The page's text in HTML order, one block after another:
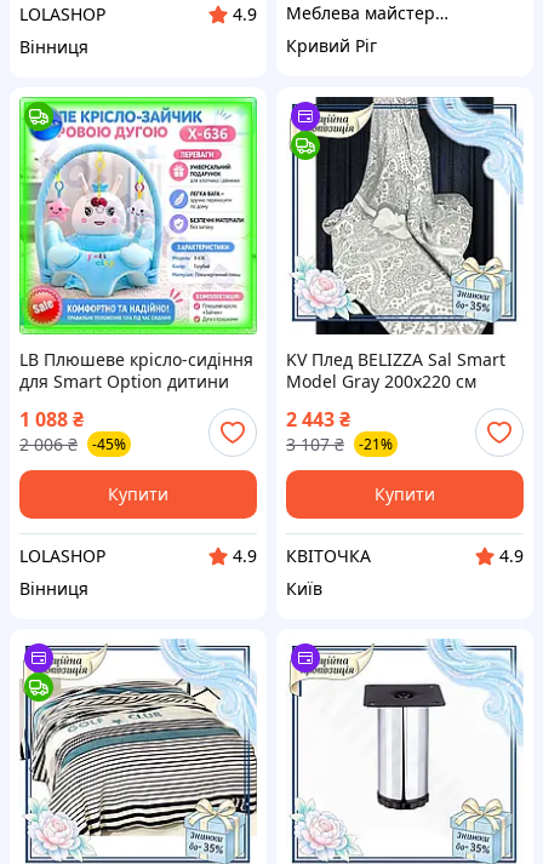
LOLASHOP
4.9
Вінниця
Меблева майстерня JecksonLOFT
Кривий Ріг
LB Плюшеве крісло-сидіння
для Smart Option дитини
Блакитний Зайчик м'який
диван для ігор та відпочинк
SIM-4K9
1 088₴
2 006 ₴ -45%
Купити
LOLASHOP
4.9
Вінниця
KV Плед BELIZZA Sal Smart
Model Gray 200х220 см
бавовняний плед для дому
затишна ковдра для дивана
99/KVI
2 443₴
3 107 ₴ -21%
Купити
КВІТОЧКА
4.9
Київ